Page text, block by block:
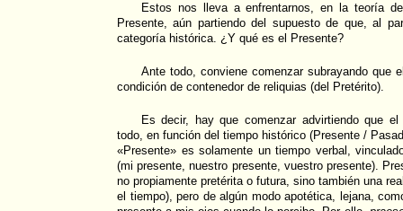
Estos nos lleva a enfrentarnos, en la teoría
Presente, aún partiendo del supuesto de que, al
categoría histórica. ¿Y qué es el Presente?
Ante todo, conviene comenzar subrayando que
condición de contenedor de reliquias (del Pretérito).
Es decir, hay que comenzar advirtiendo que
todo, en función del tiempo histórico (Presente /
«Presente» es solamente un tiempo verbal,
(mi presente, nuestro presente, vuestro presente).
no propiamente pretérita o futura, sino también una
el tiempo), pero de algún modo apotética, lejana,